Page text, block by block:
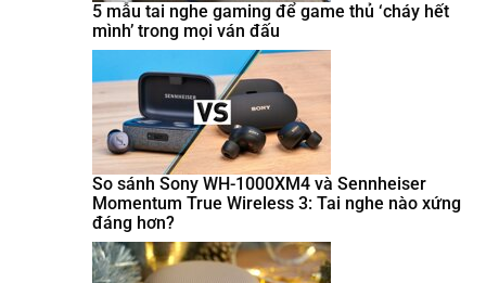
5 mẫu tai nghe gaming để game thủ ‘cháy hết
mình’ trong mọi ván đấu
So sánh Sony WH-1000XM4 và Sennheiser
Momentum True Wireless 3: Tai nghe nào xứng
đáng hơn?